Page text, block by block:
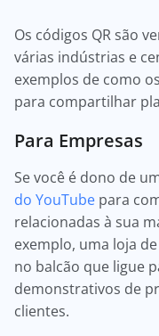
Os códigos QR são
várias indústrias e
exemplos de como
para compartilhar
Para Empresas
Se você é dono de
do YouTube para
relacionadas à sua
exemplo, uma loja
no balcão que ligue
demonstrativos de
clientes.